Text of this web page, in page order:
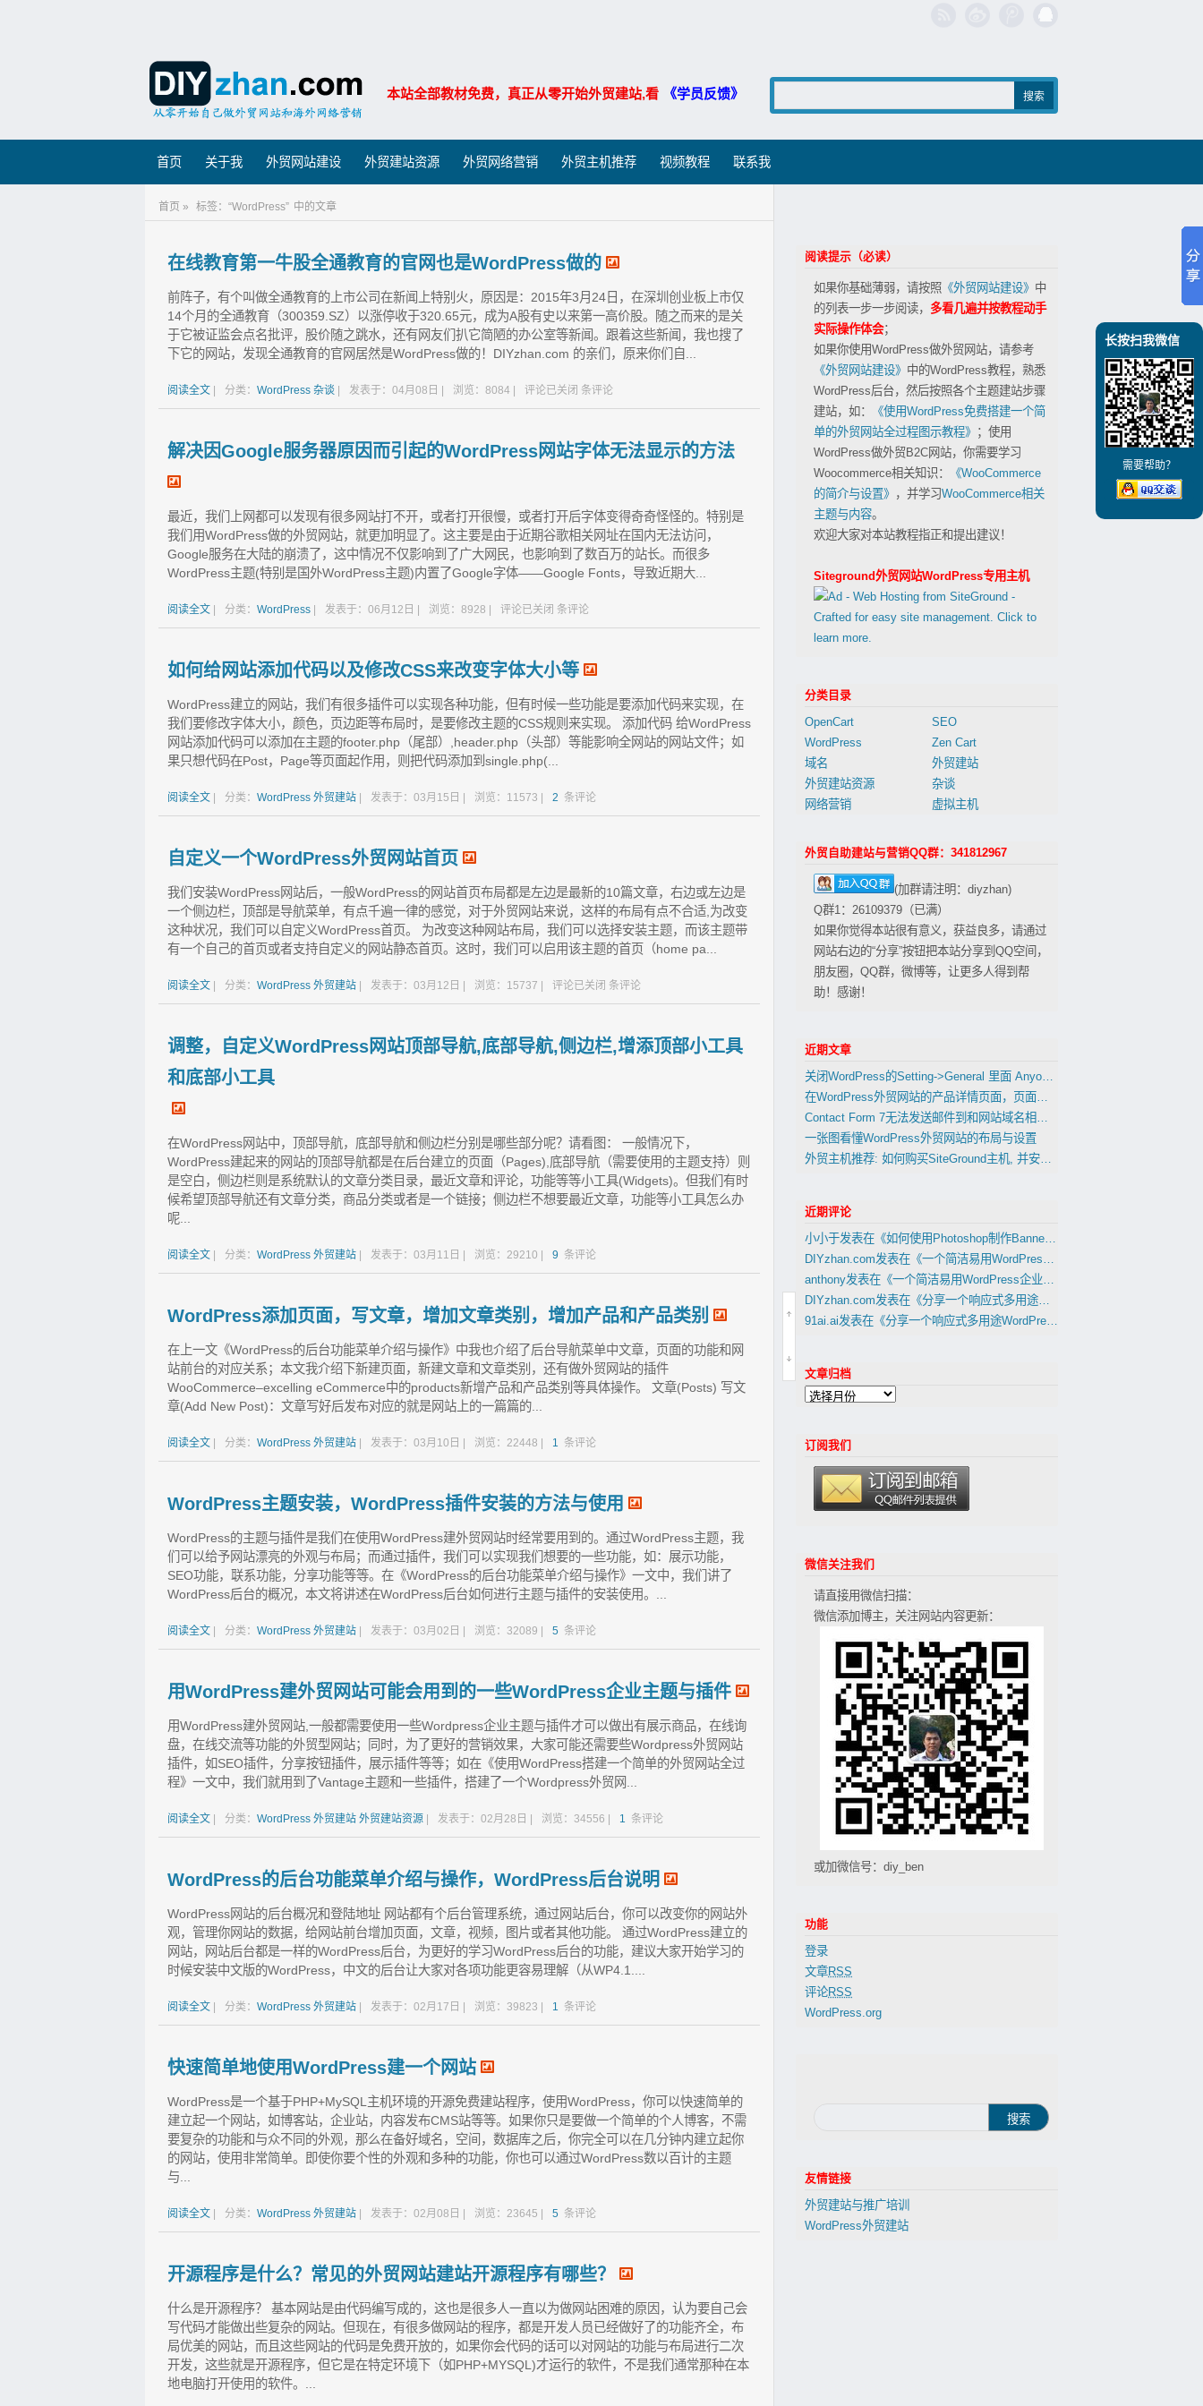
本站全部教材免费，真正从零开始外贸建站,看 《学员反馈》
首页 关于我 外贸网站建设 外贸建站资源 外贸网络营销 外贸主机推荐 视频教程 联系我
首页 » 标签：“WordPress” 中的文章
在线教育第一牛股全通教育的官网也是WordPress做的
前阵子，有个叫做全通教育的上市公司在新闻上特别火，原因是：2015年3月24日，在深圳创业板上市仅
14个月的全通教育（300359.SZ）以涨停收于320.65元，成为A股有史以来第一高价股。随之而来的是关
于它被证监会点名批评，股价随之跳水，还有网友们扒它简陋的办公室等新闻。跟着这些新闻，我也搜了
下它的网站，发现全通教育的官网居然是WordPress做的！DIYzhan.com 的亲们，原来你们自...
阅读全文 分类： WordPress 杂谈 发表于：04月08日 | 浏览：8084 | 评论已关闭 条评论
解决因Google服务器原因而引起的WordPress网站字体无法显示的方法
最近，我们上网都可以发现有很多网站打不开，或者打开很慢，或者打开后字体变得奇奇怪怪的。特别是
我们用WordPress做的外贸网站，就更加明显了。这主要是由于近期谷歌相关网址在国内无法访问，
Google服务在大陆的崩溃了，这中情况不仅影响到了广大网民，也影响到了数百万的站长。而很多
WordPress主题(特别是国外WordPress主题)内置了Google字体——Google Fonts，导致近期大...
阅读全文 分类： WordPress 发表于：06月12日 | 浏览：8928 | 评论已关闭 条评论
如何给网站添加代码以及修改CSS来改变字体大小等
WordPress建立的网站，我们有很多插件可以实现各种功能，但有时候一些功能是要添加代码来实现，在
我们要修改字体大小，颜色，页边距等布局时，是要修改主题的CSS规则来实现。 添加代码 给WordPress
网站添加代码可以添加在主题的footer.php（尾部）,header.php（头部）等能影响全网站的网站文件；如
果只想代码在Post，Page等页面起作用，则把代码添加到single.php(...
阅读全文 分类： WordPress 外贸建站 发表于：03月15日 | 浏览：11573 | 2 条评论
自定义一个WordPress外贸网站首页
我们安装WordPress网站后，一般WordPress的网站首页布局都是左边是最新的10篇文章，右边或左边是
一个侧边栏，顶部是导航菜单，有点千遍一律的感觉，对于外贸网站来说，这样的布局有点不合适,为改变
这种状况，我们可以自定义WordPress首页。 为改变这种网站布局，我们可以选择安装主题，而该主题带
有一个自己的首页或者支持自定义的网站静态首页。这时，我们可以启用该主题的首页（home pa...
阅读全文 分类： WordPress 外贸建站 发表于：03月12日 | 浏览：15737 | 评论已关闭 条评论
调整，自定义WordPress网站顶部导航,底部导航,侧边栏,增添顶部小工具
和底部小工具
在WordPress网站中，顶部导航，底部导航和侧边栏分别是哪些部分呢？请看图： 一般情况下，
WordPress建起来的网站的顶部导航都是在后台建立的页面（Pages),底部导航（需要使用的主题支持）则
是空白，侧边栏则是系统默认的文章分类目录，最近文章和评论，功能等等小工具(Widgets)。但我们有时
候希望顶部导航还有文章分类，商品分类或者是一个链接；侧边栏不想要最近文章，功能等小工具怎么办
呢...
阅读全文 分类： WordPress 外贸建站 发表于：03月11日 | 浏览：29210 | 9 条评论
WordPress添加页面，写文章，增加文章类别，增加产品和产品类别
在上一文《WordPress的后台功能菜单介绍与操作》中我也介绍了后台导航菜单中文章，页面的功能和网
站前台的对应关系；本文我介绍下新建页面，新建文章和文章类别，还有做外贸网站的插件
WooCommerce–excelling eCommerce中的products新增产品和产品类别等具体操作。 文章(Posts) 写文
章(Add New Post)：文章写好后发布对应的就是网站上的一篇篇的...
阅读全文 分类： WordPress 外贸建站 发表于：03月10日 | 浏览：22448 | 1 条评论
WordPress主题安装，WordPress插件安装的方法与使用
WordPress的主题与插件是我们在使用WordPress建外贸网站时经常要用到的。通过WordPress主题，我
们可以给予网站漂亮的外观与布局；而通过插件，我们可以实现我们想要的一些功能，如：展示功能，
SEO功能，联系功能，分享功能等等。在《WordPress的后台功能菜单介绍与操作》一文中，我们讲了
WordPress后台的概况，本文将讲述在WordPress后台如何进行主题与插件的安装使用。...
阅读全文 分类： WordPress 外贸建站 发表于：03月02日 | 浏览：32089 | 5 条评论
用WordPress建外贸网站可能会用到的一些WordPress企业主题与插件
用WordPress建外贸网站,一般都需要使用一些Wordpress企业主题与插件才可以做出有展示商品，在线询
盘，在线交流等功能的外贸型网站；同时，为了更好的营销效果，大家可能还需要些Wordpress外贸网站
插件，如SEO插件，分享按钮插件，展示插件等等；如在《使用WordPress搭建一个简单的外贸网站全过
程》一文中，我们就用到了Vantage主题和一些插件，搭建了一个Wordpress外贸网...
阅读全文 分类： WordPress 外贸建站 外贸建站资源 发表于：02月28日 | 浏览：34556 | 1 条评论
WordPress的后台功能菜单介绍与操作，WordPress后台说明
WordPress网站的后台概况和登陆地址 网站都有个后台管理系统，通过网站后台，你可以改变你的网站外
观，管理你网站的数据，给网站前台增加页面，文章，视频，图片或者其他功能。 通过WordPress建立的
网站，网站后台都是一样的WordPress后台，为更好的学习WordPress后台的功能，建议大家开始学习的
时候安装中文版的WordPress，中文的后台让大家对各项功能更容易理解（从WP4.1....
阅读全文 分类： WordPress 外贸建站 发表于：02月17日 | 浏览：39823 | 1 条评论
快速简单地使用WordPress建一个网站
WordPress是一个基于PHP+MySQL主机环境的开源免费建站程序，使用WordPress，你可以快速简单的
建立起一个网站，如博客站，企业站，内容发布CMS站等等。如果你只是要做一个简单的个人博客，不需
要复杂的功能和与众不同的外观，那么在备好域名，空间，数据库之后，你完全可以在几分钟内建立起你
的网站，使用非常简单。即使你要个性的外观和多种的功能，你也可以通过WordPress数以百计的主题
与...
阅读全文 分类： WordPress 外贸建站 发表于：02月08日 | 浏览：23645 | 5 条评论
开源程序是什么？常见的外贸网站建站开源程序有哪些？
什么是开源程序？ 基本网站是由代码编写成的，这也是很多人一直以为做网站困难的原因，认为要自己会
写代码才能做出些复杂的网站。但现在，有很多做网站的程序，都是开发人员已经做好了的功能齐全，布
局优美的网站，而且这些网站的代码是免费开放的，如果你会代码的话可以对网站的功能与布局进行二次
开发，这些就是开源程序，但它是在特定环境下（如PHP+MYSQL)才运行的软件，不是我们通常那种在本
地电脑打开使用的软件。...
阅读提示（必读）
如果你基础薄弱，请按照 《外贸网站建设》 中
的列表一步一步阅读， 多看几遍并按教程动手
实际操作体会；
如果你使用WordPress做外贸网站，请参考
《外贸网站建设》 中的WordPress教程，熟悉
WordPress后台，然后按照各个主题建站步骤
建站，如：
《使用WordPress免费搭建一个简
单的外贸网站全过程图示教程》 ；使用
WordPress做外贸B2C网站，你需要学习
Woocommerce相关知识：
《WooCommerce
的简介与设置》 ，并学习WooCommerce相关
主题与内容。
欢迎大家对本站教程指正和提出建议！
Siteground外贸网站WordPress专用主机
分类目录
OpenCart
SEO
WordPress
Zen Cart
域名
外贸建站
外贸建站资源
杂谈
网络营销
虚拟主机
外贸自助建站与营销QQ群：341812967
(加群请注明：diyzhan)
Q群1：26109379（已满）
如果你觉得本站很有意义，获益良多，请通过
网站右边的“分享”按钮把本站分享到QQ空间，
朋友圈，QQ群，微博等，让更多人得到帮
助！感谢！
近期文章
关闭WordPress的Setting->General 里面 Anyone can register 会影响到woocommerce的用户注册功能吗？
在WordPress外贸网站的产品详情页面，页面，文章中插入表格
Contact Form 7无法发送邮件到和网站域名相同的邮箱的解决办法
一张图看懂WordPress外贸网站的布局与设置
外贸主机推荐: 如何购买SiteGround主机, 并安装WordPress(置顶)
近期评论
小小于发表在《如何使用Photoshop制作Banner，Slider幻灯片图片
DIYzhan.com发表在《一个简洁易用WordPress企业网站主题1天建外贸B2B网站教程(置顶)
anthony发表在《一个简洁易用WordPress企业网站主题1天建外贸B2B网站教程(置顶)
DIYzhan.com发表在《分享一个响应式多用途WordPress外贸建站主題(适合外贸B2C网站,B2B网站)
91ai.ai发表在《分享一个响应式多用途WordPress外贸建站主題(适合外贸B2C网站,B2B网站)
文章归档
订阅我们
微信关注我们
请直接用微信扫描：
微信添加博主，关注网站内容更新：
或加微信号：diy_ben
功能
登录
文章RSS
评论RSS
WordPress.org
友情链接
外贸建站与推广培训
WordPress外贸建站
长按扫我微信
需要帮助？